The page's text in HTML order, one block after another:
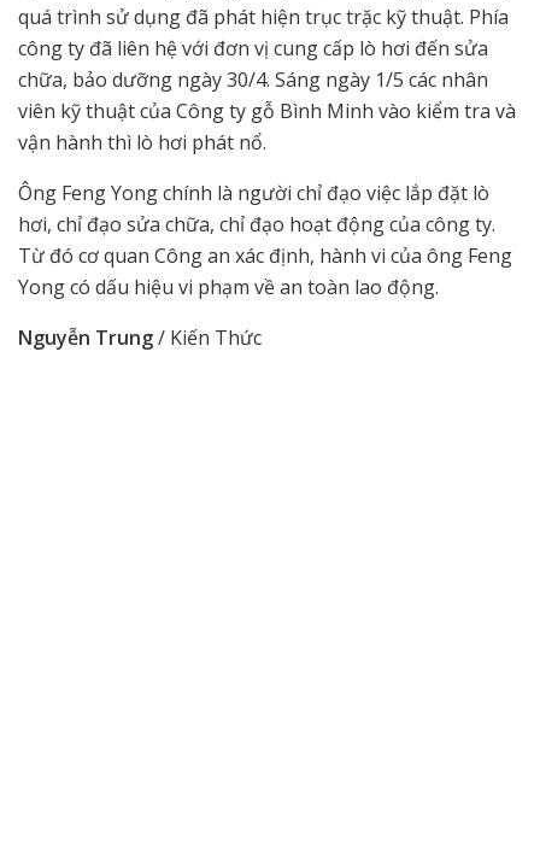
quá trình sử dụng đã phát hiện trục trặc kỹ thuật. Phía
công ty đã liên hệ với đơn vị cung cấp lò hơi đến sửa
chữa, bảo dưỡng ngày 30/4. Sáng ngày 1/5 các nhân
viên kỹ thuật của Công ty gỗ Bình Minh vào kiểm tra và
vận hành thì lò hơi phát nổ.
Ông Feng Yong chính là người chỉ đạo việc lắp đặt lò
hơi, chỉ đạo sửa chữa, chỉ đạo hoạt động của công ty.
Từ đó cơ quan Công an xác định, hành vi của ông Feng
Yong có dấu hiệu vi phạm về an toàn lao động.
Nguyễn Trung/ Kiến Thức